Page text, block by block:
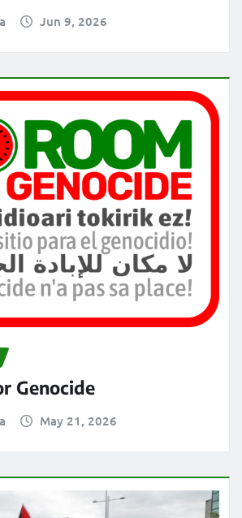
Jun 9, 2026
Genocide
May 21, 2026